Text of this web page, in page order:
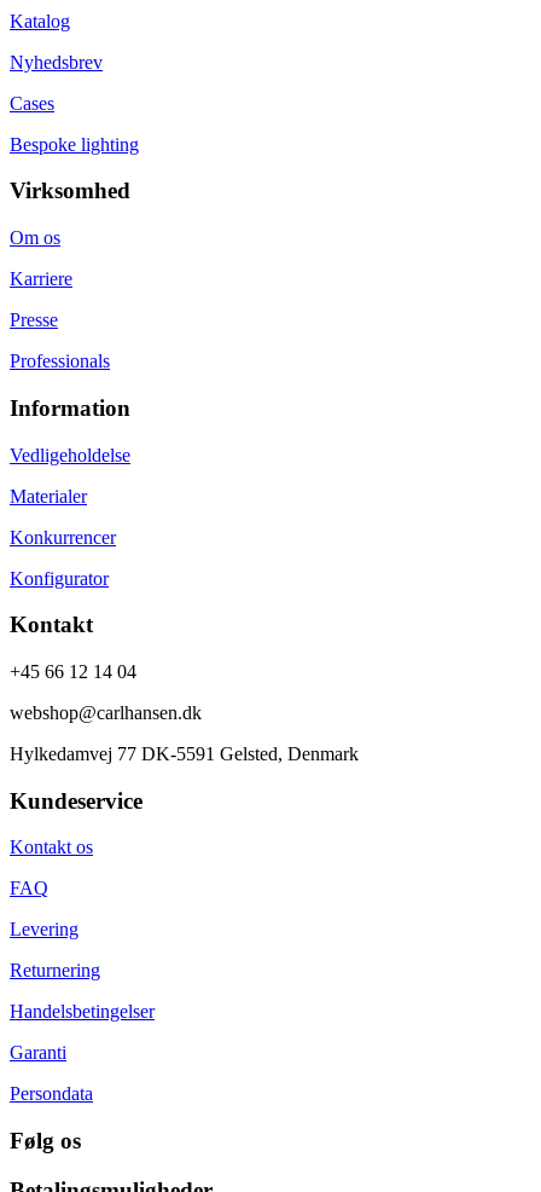
Katalog
Nyhedsbrev
Cases
Bespoke lighting
Virksomhed
Om os
Karriere
Presse
Professionals
Information
Vedligeholdelse
Materialer
Konkurrencer
Konfigurator
Kontakt
+45 66 12 14 04
webshop@carlhansen.dk
Hylkedamvej 77 DK-5591 Gelsted, Denmark
Kundeservice
Kontakt os
FAQ
Levering
Returnering
Handelsbetingelser
Garanti
Persondata
Følg os